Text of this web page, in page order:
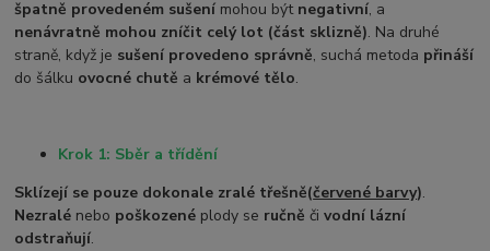
špatně provedeném sušení mohou být negativní, a
nenávratně mohou zníčit celý lot (část sklizně). Na druhé
straně, když je sušení provedeno správně, suchá metoda přináší
do šálku ovocné chutě a krémové tělo.
Krok 1: Sběr a třídění
Sklízejí se pouze dokonale zralé třešně(červené barvy).
Nezralé nebo poškozené plody se ručně čivodní lázní
odstraňují.